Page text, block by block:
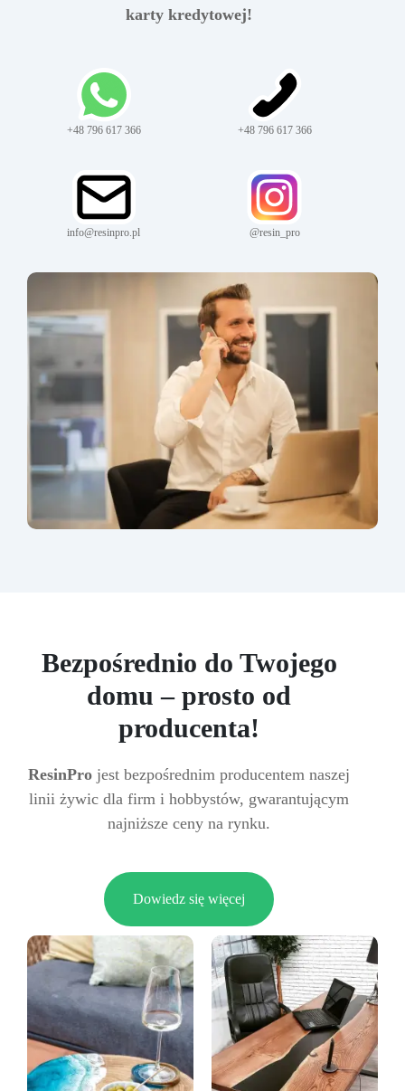
karty kredytowej!
+48 796 617 366 +48 796 617 366
info@resinpro.pl @resin_pro
Bezpośrednio do Twojego
domu – prosto od
producenta!
ResinPro jest bezpośrednim producentem naszej
linii żywic dla firm i hobbystów, gwarantującym
najniższe ceny na rynku.
Dowiedz się więcej